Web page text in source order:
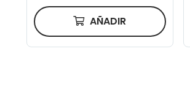
AÑADIR